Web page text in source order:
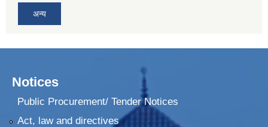
अन्य
Notices
Public Procurement/ Tender Notices
Act, law and directives